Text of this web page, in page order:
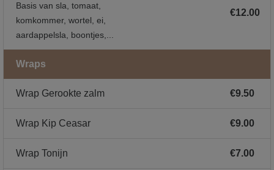
Basis van sla, tomaat,
komkommer, wortel, ei,
aardappelsla, boontjes,...
€12.00
Wraps
Wrap Gerookte zalm €9.50
Wrap Kip Ceasar €9.00
Wrap Tonijn €7.00